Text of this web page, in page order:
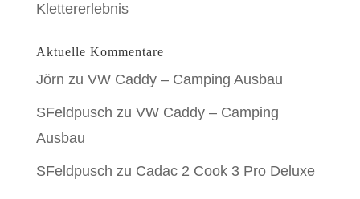
Klettererlebnis
Aktuelle Kommentare
Jörn zu VW Caddy – Camping Ausbau
SFeldpusch zu VW Caddy – Camping
Ausbau
SFeldpusch zu Cadac 2 Cook 3 Pro Deluxe